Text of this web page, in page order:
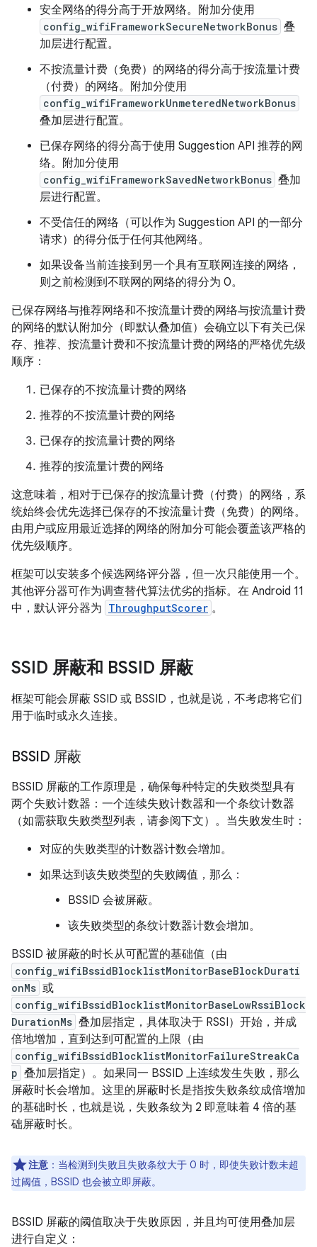
安全网络的得分高于开放网络。附加分使用
config_wifiFrameworkSecureNetworkBonus 叠
加层进行配置。
不按流量计费（免费）的网络的得分高于按流量计费
（付费）的网络。附加分使用
config_wifiFrameworkUnmeteredNetworkBonus
叠加层进行配置。
已保存网络的得分高于使用 Suggestion API 推荐的网
络。附加分使用
config_wifiFrameworkSavedNetworkBonus 叠加
层进行配置。
不受信任的网络（可以作为 Suggestion API 的一部分
请求）的得分低于任何其他网络。
如果设备当前连接到另一个具有互联网连接的网络，
则之前检测到不联网的网络的得分为 0。
已保存网络与推荐网络和不按流量计费的网络与按流量计费
的网络的默认附加分（即默认叠加值）会确立以下有关已保
存、推荐、按流量计费和不按流量计费的网络的严格优先级
顺序：
已保存的不按流量计费的网络
推荐的不按流量计费的网络
已保存的按流量计费的网络
推荐的按流量计费的网络
这意味着，相对于已保存的按流量计费（付费）的网络，系
统始终会优先选择已保存的不按流量计费（免费）的网络。
由用户或应用最近选择的网络的附加分可能会覆盖该严格的
优先级顺序。
框架可以安装多个候选网络评分器，但一次只能使用一个。
其他评分器可作为调查替代算法优劣的指标。在 Android 11
中，默认评分器为 ThroughputScorer 。
SSID 屏蔽和 BSSID 屏蔽
框架可能会屏蔽 SSID 或 BSSID，也就是说，不考虑将它们
用于临时或永久连接。
BSSID 屏蔽
BSSID 屏蔽的工作原理是，确保每种特定的失败类型具有
两个失败计数器：一个连续失败计数器和一个条纹计数器
（如需获取失败类型列表，请参阅下文）。当失败发生时：
对应的失败类型的计数器计数会增加。
如果达到该失败类型的失败阈值，那么：
BSSID 会被屏蔽。
该失败类型的条纹计数器计数会增加。
BSSID 被屏蔽的时长从可配置的基础值（由
config_wifiBssidBlocklistMonitorBaseBlockDurati
onMs 或
config_wifiBssidBlocklistMonitorBaseLowRssiBlock
DurationMs 叠加层指定，具体取决于 RSSI）开始，并成
倍地增加，直到达到可配置的上限（由
config_wifiBssidBlocklistMonitorFailureStreakCa
p 叠加层指定）。如果同一 BSSID 上连续发生失败，那么
屏蔽时长会增加。这里的屏蔽时长是指按失败条纹成倍增加
的基础时长，也就是说，失败条纹为 2 即意味着 4 倍的基
础屏蔽时长。
注意 ：当检测到失败且失败条纹大于 0 时，即使失败计数未超
过阈值，BSSID 也会被立即屏蔽。
BSSID 屏蔽的阈值取决于失败原因，并且均可使用叠加层
进行自定义：